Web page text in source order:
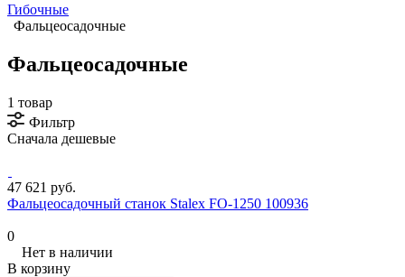
Гибочные
Фальцеосадочные
Фальцеосадочные
1 товар
Фильтр
Сначала дешевые
47 621 руб.
Фальцеосадочный станок Stalex FO-1250 100936
0
Нет в наличии
В корзину